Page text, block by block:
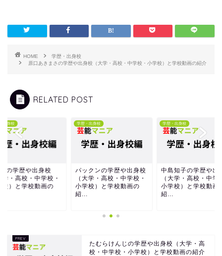
HOME
学歴・出身校
原口あきまさの学歴や出身校（大学・高校・中学校・小学校）と学校動画の紹介
RELATED POST
学歴・出身校
パックンの学歴や出身校
（大学・高校・中学校・
小学校）と学校動画の
学歴・出身校
中島知子の学歴や出身校
（大学・高校・中学校・
小学校）と学校動画の
学歴・出身校
ZAZYの学歴や
（大学・高校
小学校）と学
たむらけんじの学歴や出身校（大学・高
校・中学校・小学校）と学校動画の紹介